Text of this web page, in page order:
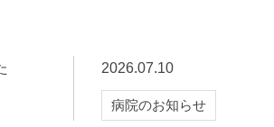
2026.07.10
病院のお知らせ